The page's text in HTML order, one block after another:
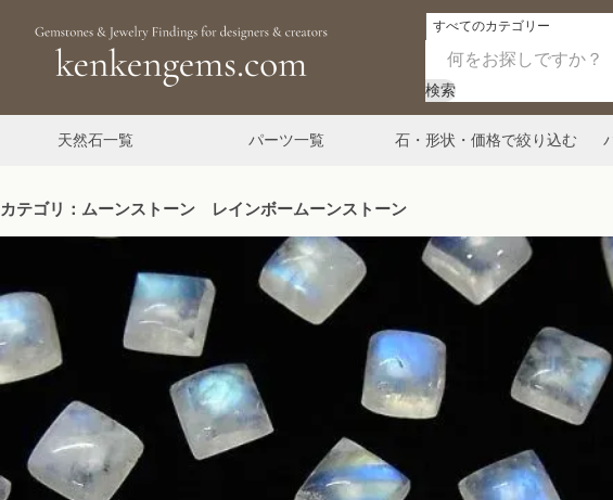
検索
天然石一覧 パーツ一覧 石・形状・価格で絞り込む
カテゴリ：ムーンストーン レインボームーンストーン